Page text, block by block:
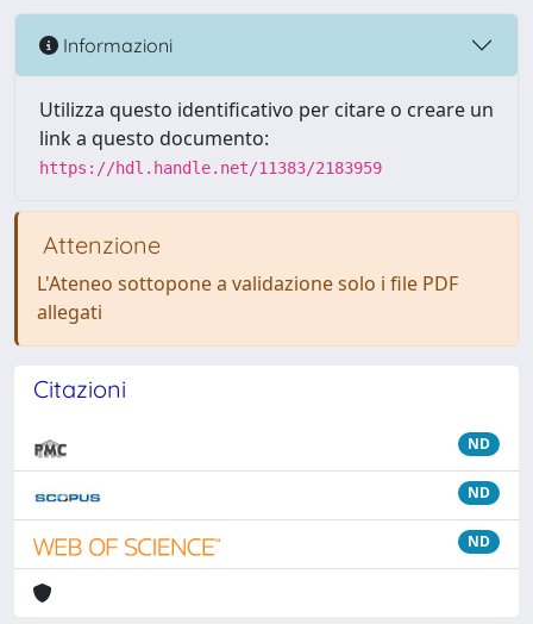
Informazioni
Utilizza questo identificativo per citare o creare un
link a questo documento:
https://hdl.handle.net/11383/2183959
Attenzione
L'Ateneo sottopone a validazione solo i file PDF
allegati
Citazioni
ND
ND
ND